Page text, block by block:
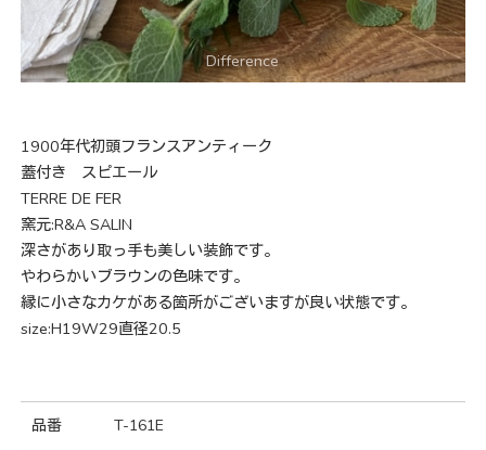
1900年代初頭フランスアンティーク
蓋付き スピエール
TERRE DE FER
窯元:R&A SALIN
深さがあり取っ手も美しい装飾です。
やわらかいブラウンの色味です。
縁に小さなカケがある箇所がございますが良い状態です。
size:H19W29直径20.5
品番 T-161E